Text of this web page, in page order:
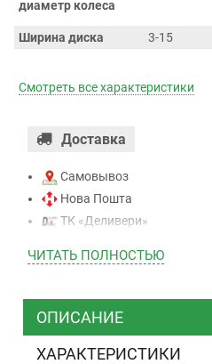
диаметр колеса
Ширина диска 3-15
Смотреть все характеристики
Доставка
Самовывоз
Нова Пошта
ТК «Деливери»
ТК “Justin”
ТК ”УкрПочта”
ЧИТАТЬ ПОЛНОСТЬЮ
ОПИСАНИЕ
ХАРАКТЕРИСТИКИ